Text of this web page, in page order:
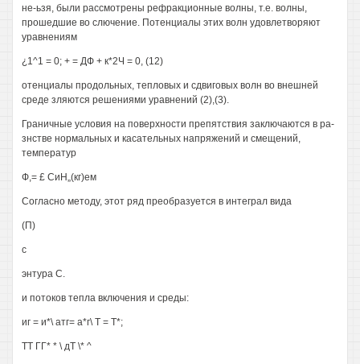
не-ьзя, были рассмотрены рефракционные волны, т.е. волны,
прошедшие во слючение. Потенциалы этих волн удовлетворяют
уравнениям
¿1^1 = 0; + = ДФ + к*2Ч = 0, (12)
отенциалы продольных, тепловых и сдвиговых волн во внешней
среде зляются решениями уравнений (2),(3).
Граничные условия на поверхности препятствия заключаются в ра-
знстве нормальных и касательных напряжений и смещений,
температур
Ф,= £ СиН„(кг)ем
Согласно методу, этот ряд преобразуется в интеграл вида
(П)
с
энтура С.
и потоков тепла включения и среды:
иг = и*\ атг= а*г\ Т = Т*;
ТТ ГГ* * \ дТ \* ^